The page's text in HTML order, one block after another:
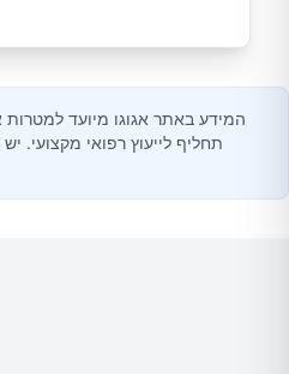
המידע באתר אגוגו מיועד למטרות
תחליף לייעוץ רפואי מקצועי.